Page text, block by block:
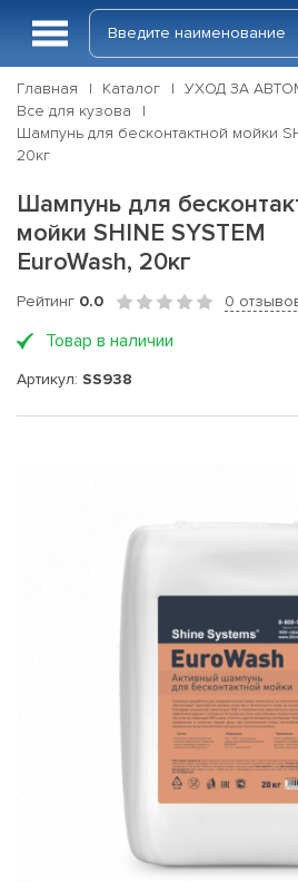
Главная Каталог
УХОД ЗА
Все для кузова
Шампунь для бесконтактной мойки
20кг
Шампунь для
мойки SHINE SYSTEM
EuroWash, 20кг
Рейтинг 0.0 0
Товар в наличии
Артикул: SS938